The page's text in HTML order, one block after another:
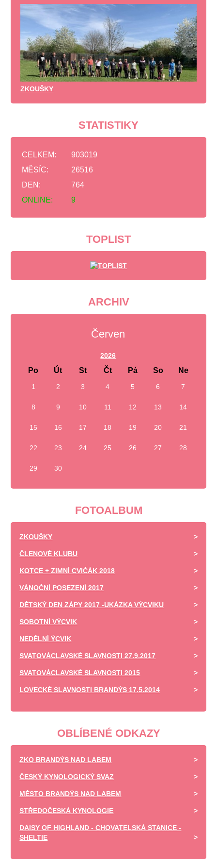
ZKOUŠKY
STATISTIKY
ONLINE: 9
CELKEM:
903019
MĚSÍC:
26516
DEN:
764
TOPLIST
ARCHIV
Červen
2026
Po Út St Čt Pá So Ne
1 2 3 4 5 6 7
8 9 10 11 12 13 14
15 16 17 18 19 20 21
22 23 24 25 26 27 28
29 30
FOTOALBUM
ZKOUŠKY
ČLENOVÉ KLUBU
KOTCE + ZIMNÍ CVIČÁK 2018
VÁNOČNÍ POSEZENÍ 2017
DĚTSKÝ DEN ZÁPY 2017 -UKÁZKA VÝCVIKU
SOBOTNÍ VÝCVIK
NEDĚLNÍ ÝCVIK
SVATOVÁCLAVSKÉ SLAVNOSTI 27.9.2017
SVATOVÁCLAVSKÉ SLAVNOSTI 2015
LOVECKÉ SLAVNOSTI BRANDÝS 17.5.2014
OBLÍBENÉ ODKAZY
ZKO BRANDÝS NAD LABEM
ČESKÝ KYNOLOGICKÝ SVAZ
MĚSTO BRANDÝS NAD LABEM
STŘEDOČESKÁ KYNOLOGIE
DAISY OF HIGHLAND - CHOVATELSKÁ STANICE -
SHELTIE